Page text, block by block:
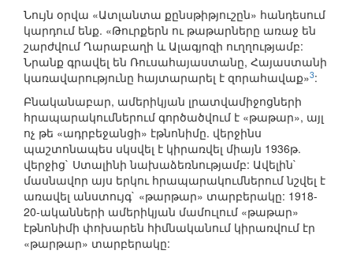
Նույն օրվա «Ատլանտա քընսթիթյուշըն» հանդեսում
կարդում ենք. «Թուրքերն ու թաթարները առաջ են
շարժվում Ղարաբաղի և Ալագյոզի ուղղությամբ:
Նրանք գրավել են Ռուսահայաստանը, Հայաստանի
կառավարությունը հայտարարել է զորահավաք»3:
Բնականաբար, ամերիկյան լրատվամիջոցների
հրապարակումներում գործածվում է «թաթար», այլ
ոչ թե «ադրբեջանցի» էթնոնիմը. վերջինս
պաշտոնապես սկսվել է կիրառվել միայն 1936թ.
վերջից` Ստալինի նախաձեռնությամբ: Ավելին`
մասնավոր այս երկու հրապարակումներում նշվել է
առավել անստույգ` «թարթար» տարբերակը: 1918-
20-ականների ամերիկյան մամուլում «թաթար»
էթնոնիմի փոխարեն հիմնականում կիրառվում էր
«թարթար» տարբերակը: